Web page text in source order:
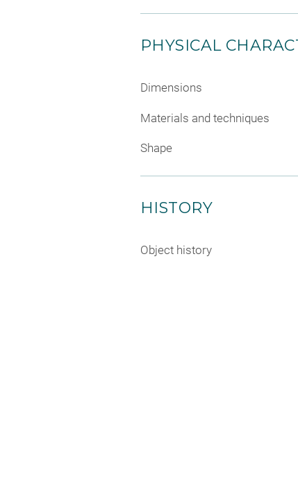
PHYSICAL
Dimensions
Materials and techniques
Shape
HISTORY
Object history